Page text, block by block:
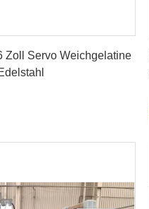
Zoll Servo Weichgelatine